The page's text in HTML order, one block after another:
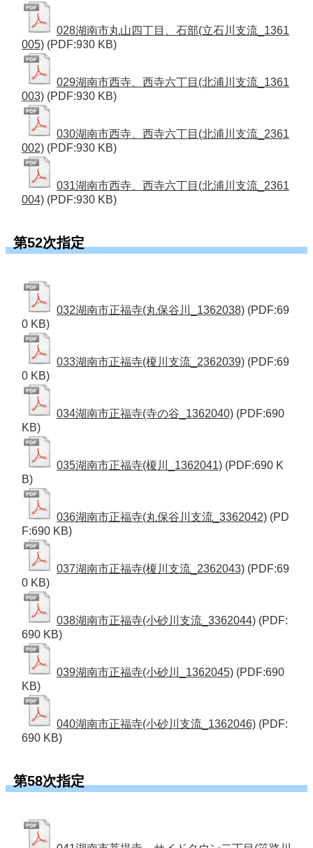
028湖南市丸山四丁目、石部(立石川支流_1361
005) (PDF:930 KB)
029湖南市西寺、西寺六丁目(北浦川支流_1361
003) (PDF:930 KB)
030湖南市西寺、西寺六丁目(北浦川支流_2361
002) (PDF:930 KB)
031湖南市西寺、西寺六丁目(北浦川支流_2361
004) (PDF:930 KB)
第52次指定
032湖南市正福寺(丸保谷川_1362038) (PDF:69
0 KB)
033湖南市正福寺(榎川支流_2362039) (PDF:69
0 KB)
034湖南市正福寺(寺の谷_1362040) (PDF:690
KB)
035湖南市正福寺(榎川_1362041) (PDF:690 K
B)
036湖南市正福寺(丸保谷川支流_3362042) (PD
F:690 KB)
037湖南市正福寺(榎川支流_2362043) (PDF:69
0 KB)
038湖南市正福寺(小砂川支流_3362044) (PDF:
690 KB)
039湖南市正福寺(小砂川_1362045) (PDF:690
KB)
040湖南市正福寺(小砂川支流_1362046) (PDF:
690 KB)
第58次指定